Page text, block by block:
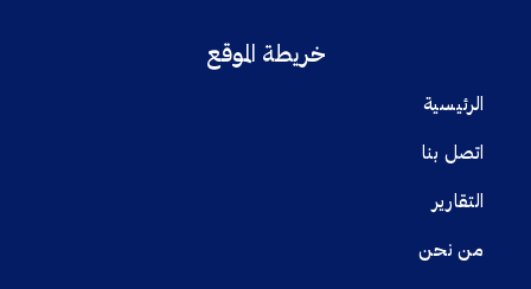
خريطة الموقع
الرئيسية
اتصل بنا
التقارير
من نحن